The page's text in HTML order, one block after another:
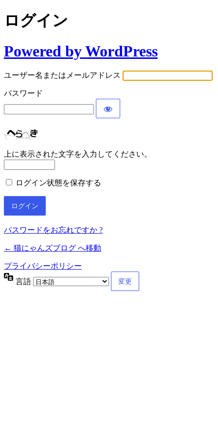
ログイン
Powered by WordPress
ユーザー名またはメールアドレス
パスワード
上に表示された文字を入力してください。
ログイン状態を保存する
パスワードをお忘れですか ?
← 猫にゃんズブログ へ移動
プライバシーポリシー
言語